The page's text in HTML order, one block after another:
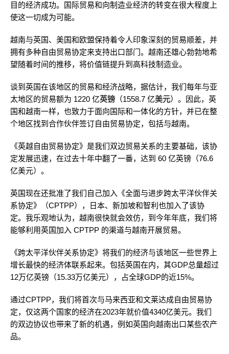
目的经济成功。国际贸易和向制造业经济的转变在很大程度上
使这一切成为可能。
越南与英国、美国和欧盟保持着令人印象深刻的贸易顺差，并
拥有多种自由贸易协定来支持出口部门。越南还雄心勃勃地希
望随着时间的推移，将价值链提升到高科技制造业。
谈到英国在该地区的贸易和经济战略，据估计，我们每年与亚
太地区的贸易额为 1220 亿英镑 （1558.7 亿美元）。因此，英
国和越南一样，也致力于面向国际和一体化的方针，并已在整
个地区找到合作伙伴签订自由贸易协定，包括与越南。
《英越自由贸易协定》是我们双边贸易关系的主要基础，该协
定发展迅速，在过去十年中翻了一番，达到 60 亿英镑（76.6
亿美元）。
英国现在还批准了我们自己加入《全面与进步跨太平洋伙伴关
系协定》（CPTPP），日本、新加坡和智利也加入了该协
定。我乐观地认为，越南很快就会效仿，到今年年底，我们将
能够利用英国加入 CPTPP 的渠道与越南开展贸易。
《跨太平洋伙伴关系协定》将我们的经济与该地区一些世界上
增长最快的经济体联系起来。包括英国在内，其GDP总量超过
12万亿英镑（15.33万亿美元），占全球GDP的近15%。
通过CPTPP，我们将首次与马来西亚和文莱达成自由贸易协
定，仅这两个国家的经济在2023年就价值4340亿美元。我们
的双边协议也带来了新的机遇，例如英国向越南出口某些农产
品。